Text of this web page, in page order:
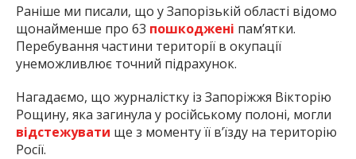
Раніше ми писали, що у Запорізькій області відомо
щонайменше про 63 пошкоджені пам’ятки.
Перебування частини території в окупації
унеможливлює точний підрахунок.
Нагадаємо, що журналістку із Запоріжжя Вікторію
Рощину, яка загинула у російському полоні, могли
відстежувати ще з моменту її в’їзду на територію
Росії.